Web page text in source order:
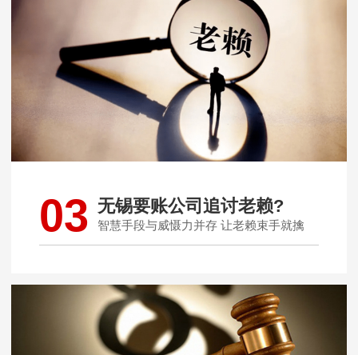
03 无锡要账公司追讨老赖?
智慧手段与威慑力并存 让老赖束手就擒